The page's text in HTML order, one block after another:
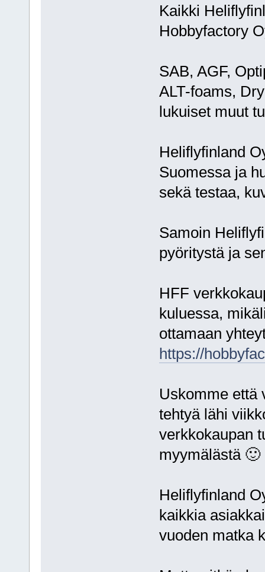
Kaikki
Hobbyfactory
SAB, AGF,
ALT-foams,
lukuiset muut
Heliflyfinland
Suomessa ja
sekä testaa,
Samoin
pyöritystä ja
HFF
kuluessa,
ottamaan
https://
Uskomme että
tehtyä lähi
verkkokaupan
myymälästä 🙂
Heliflyfinland
kaikkia
vuoden matka